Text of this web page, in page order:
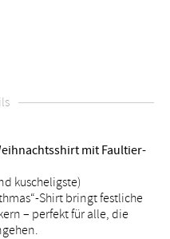
mit Faultier-
kuscheligste)
Shirt bringt festliche
– perfekt für alle, die